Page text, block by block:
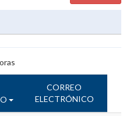
CORREO
ELECTRÓNICO